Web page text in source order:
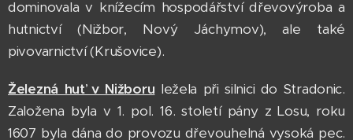
dominovala v knížecím hospodářství dřevovýroba a
hutnictví (Nižbor, Nový Jáchymov), ale také
pivovarnictví (Krušovice).
Železná huť v Nižboru ležela při silnici do Stradonic.
Založena byla v 1. pol. 16. století pány z Losu, roku
1607 byla dána do provozu dřevouhelná vysoká pec.